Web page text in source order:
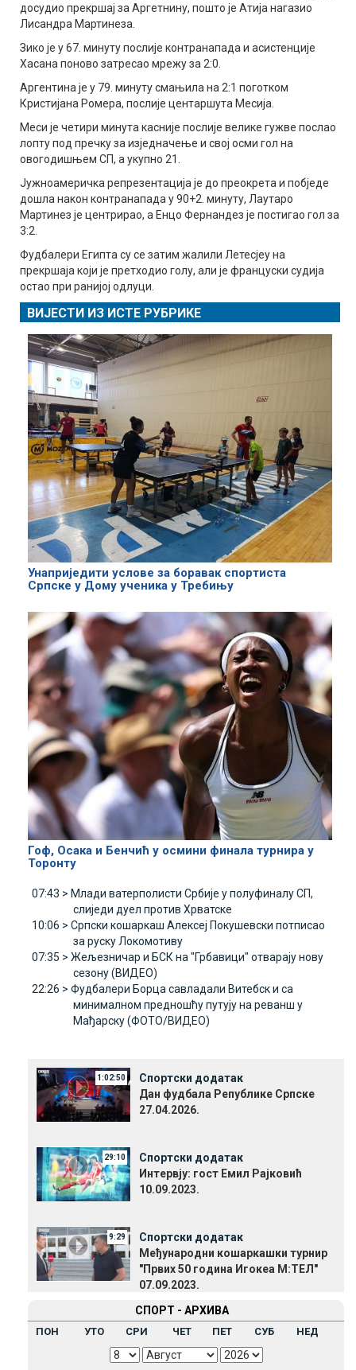
досудио прекршај за Аргетнину, пошто је Атија нагазио
Лисандра Мартинеза.
Зико је у 67. минуту послије контранапада и асистенције
Хасана поново затресао мрежу за 2:0.
Аргентина је у 79. минуту смањила на 2:1 поготком
Кристијана Ромера, послије центаршута Месија.
Меси је четири минута касније послије велике гужве послао
лопту под пречку за изједначење и свој осми гол на
овогодишњем СП, а укупно 21.
Јужноамеричка репрезентација је до преокрета и побједе
дошла након контранапада у 90+2. минуту, Лаутаро
Мартинез је центрирао, а Енцо Фернандез је постигао гол за
3:2.
Фудбалери Египта су се затим жалили Летесјеу на
прекршаја који је претходио голу, али је француски судија
остао при ранијој одлуци.
ВИЈЕСТИ ИЗ ИСТЕ РУБРИКЕ
Унаприједити услове за боравак спортиста
Српске у Дому ученика у Требињу
Гоф, Осака и Бенчић у осмини финала турнира у
Торонту
07:43 > Млади ватерполисти Србије у полуфиналу СП,
слиједи дуел против Хрватске
10:06 > Српски кошаркаш Алексеј Покушевски потписао
за руску Локомотиву
07:35 > Жељезничар и БСК на "Грбавици" отварају нову
сезону (ВИДЕО)
22:26 > Фудбалери Борца савладали Витебск и са
минималном предношћу путују на реванш у
Мађарску (ФОТО/ВИДЕО)
1:02:50
Спортски додатак
Дан фудбала Републике Српске
27.04.2026.
29:10
Спортски додатак
Интервју: гост Емил Рајковић
10.09.2023.
9:29
Спортски додатак
Међународни кошаркашки турнир
"Првих 50 година Игокеа М:ТЕЛ"
07.09.2023.
СПОРТ - АРХИВА
ПОН УТО СРИ ЧЕТ ПЕТ СУБ НЕД